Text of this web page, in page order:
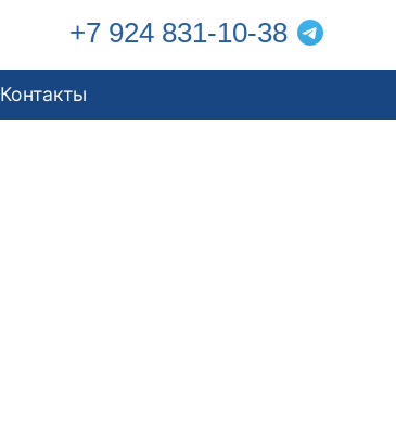
+7 924 831-10-38
Контакты